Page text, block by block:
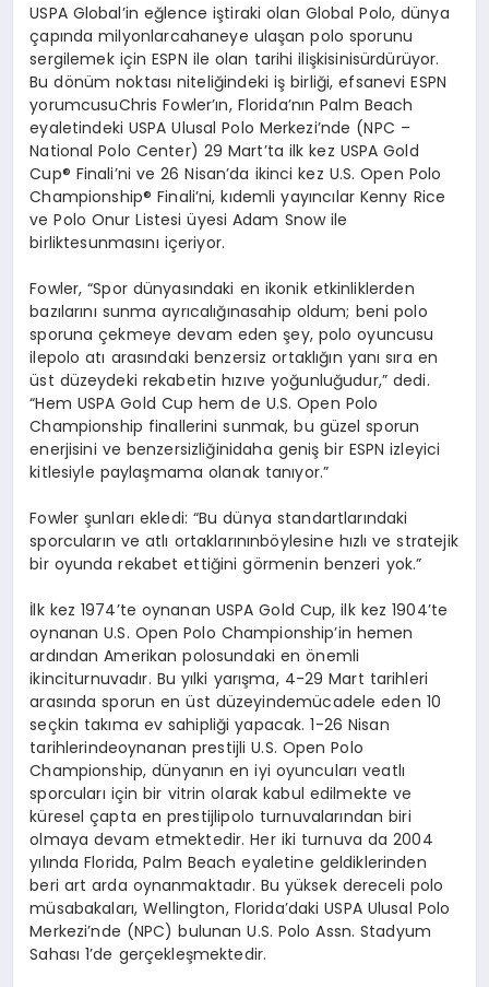
USPA Global’in eğlence iştiraki olan Global Polo,dünya
çapında milyonlarcahaneye ulaşan polo sporunu
sergilemek için ESPN ile olan tarihi ilişkisinisürdürüyor.
Bu dönüm noktası niteliğindeki iş birliği,efsanevi ESPN
yorumcusuChrisFowler’ın, Florida’nın Palm Beach
eyaletindeki USPAUlusal Polo Merkezi’nde (NPC –
National Polo Center) 29 Mart’ta ilkkez USPA Gold
Cup® Finali’ni ve 26Nisan’da ikinci kez U.S. Open Polo
Championship®Finali’ni,kıdemli yayıncılarKenny Rice
ve Polo OnurListesi üyesi Adam Snowile
birliktesunmasını içeriyor.
Fowler, “Spor dünyasındaki en ikonik etkinliklerden
bazılarını sunma ayrıcalığınasahip oldum; beni polo
sporuna çekmeye devam eden şey, polooyuncusu
ilepoloatı arasındaki benzersiz ortaklığın yanı sıra en
üst düzeydeki rekabetin hızıve yoğunluğudur,” dedi.
“Hem USPA Gold Cup hem de U.S. Open Polo
Championship finallerini sunmak,bu güzel sporun
enerjisini ve benzersizliğinidaha geniş birESPNizleyici
kitlesiyle paylaşmama olanak tanıyor.”
Fowlerşunları ekledi: “Budünya standartlarındaki
sporcuların ve atlı ortaklarınınböylesine hızlı ve stratejik
bir oyunda rekabet ettiğini görmenin benzeri yok.”
İlk kez 1974’te oynanan USPA Gold Cup, ilk kez 1904’te
oynanan U.S. Open Polo Championship’in hemen
ardından Amerikanpolosundaki en önemli
ikinciturnuvadır. Bu yılki yarışma, 4-29 Mart tarihleri
arasında sporun en üst düzeyindemücadele eden 10
seçkin takıma ev sahipliği yapacak. 1-26 Nisan
tarihlerindeoynanan prestijli U.S. Open Polo
Championship,dünyanın en iyi oyuncuları veatlı
sporcuları için bir vitrin olarak kabul edilmekte ve
küresel çapta en prestijlipolo turnuvalarından biri
olmaya devam etmektedir. Her iki turnuva da 2004
yılında Florida, Palm Beacheyaletine geldiklerinden
beri artarda oynanmaktadır. Bu yüksek dereceli polo
müsabakaları, Wellington, Florida’daki USPA Ulusal Polo
Merkezi’nde (NPC)bulunan U.S. Polo Assn.Stadyum
Sahası 1’de gerçekleşmektedir.